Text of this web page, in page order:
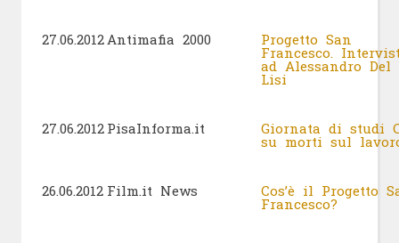
27.06.2012Antimafia 2000 Progetto San
Francesco.
ad Alessandro Del
Lisi
27.06.2012 PisaInforma.it Giornata di studi
su morti sul
26.06.2012 Film.it News Cos’è il Progetto
Francesco?